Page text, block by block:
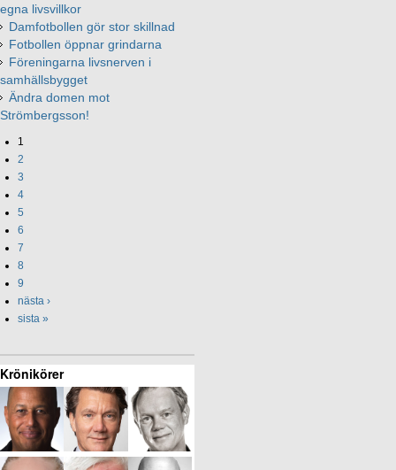
egna livsvillkor
Damfotbollen gör stor skillnad
Fotbollen öppnar grindarna
Föreningarna livsnerven i
samhällsbygget
Ändra domen mot
Strömbergsson!
1
2
3
4
5
6
7
8
9
nästa ›
sista »
Krönikörer